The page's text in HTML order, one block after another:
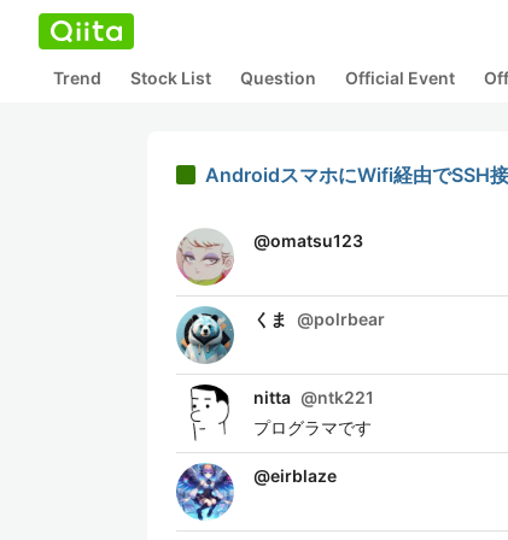
Trend Stock List Question Official Event
AndroidスマホにWifi経由でSSH
@omatsu123
くま @polrbear
nitta @ntk221
プログラマです
@eirblaze